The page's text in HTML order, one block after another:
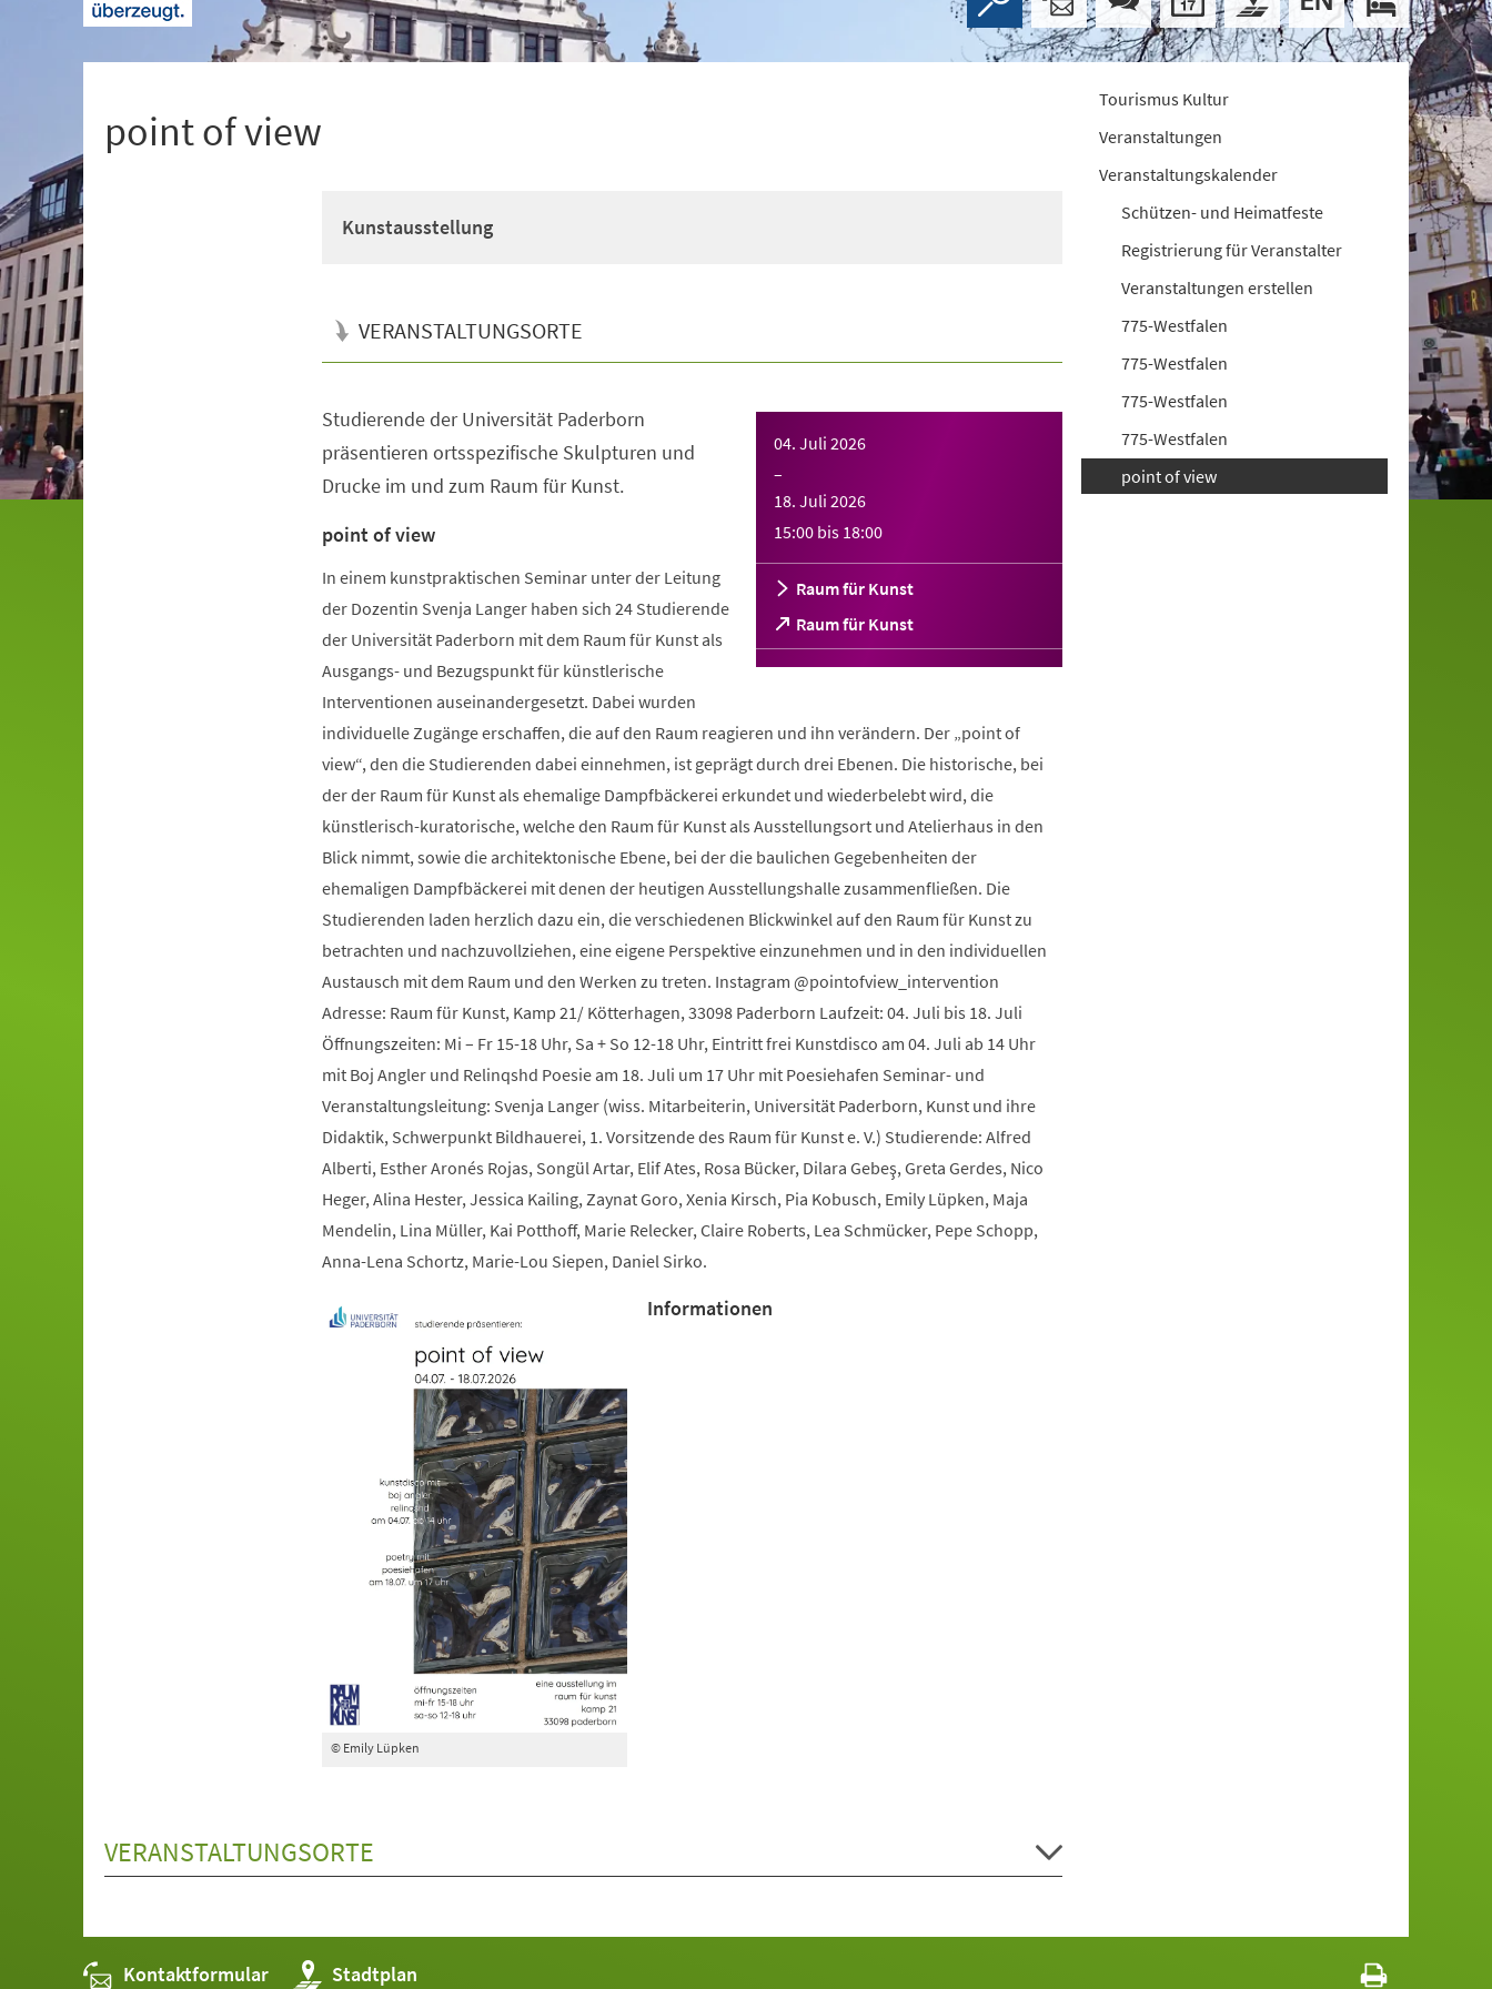
point of view
Kunstausstellung
VERANSTALTUNGSORTE
04. Juli 2026
–
18. Juli 2026
15:00 bis 18:00
Raum für Kunst
Raum für Kunst
(Öffnet
in
einem
Studierende der Universität Paderborn
präsentieren ortsspezifische Skulpturen und
Drucke im und zum Raum für Kunst.
point of view
In einem kunstpraktischen Seminar unter der Leitung
der Dozentin Svenja Langer haben sich 24 Studierende
der Universität Paderborn mit dem Raum für Kunst als
Ausgangs- und Bezugspunkt für künstlerische
Interventionen auseinandergesetzt. Dabei wurden
individuelle Zugänge erschaffen, die auf den Raum reagieren und ihn verändern. Der „point of
view“, den die Studierenden dabei einnehmen, ist geprägt durch drei Ebenen. Die historische, bei
der der Raum für Kunst als ehemalige Dampfbäckerei erkundet und wiederbelebt wird, die
künstlerisch-kuratorische, welche den Raum für Kunst als Ausstellungsort und Atelierhaus in den
Blick nimmt, sowie die architektonische Ebene, bei der die baulichen Gegebenheiten der
ehemaligen Dampfbäckerei mit denen der heutigen Ausstellungshalle zusammenfließen. Die
Studierenden laden herzlich dazu ein, die verschiedenen Blickwinkel auf den Raum für Kunst zu
betrachten und nachzuvollziehen, eine eigene Perspektive einzunehmen und in den individuellen
Austausch mit dem Raum und den Werken zu treten. Instagram @pointofview_intervention
Adresse: Raum für Kunst, Kamp 21/ Kötterhagen, 33098 Paderborn Laufzeit: 04. Juli bis 18. Juli
Öffnungszeiten: Mi – Fr 15-18 Uhr, Sa + So 12-18 Uhr, Eintritt frei Kunstdisco am 04. Juli ab 14 Uhr
mit Boj Angler und Relinqshd Poesie am 18. Juli um 17 Uhr mit Poesiehafen Seminar- und
Veranstaltungsleitung: Svenja Langer (wiss. Mitarbeiterin, Universität Paderborn, Kunst und ihre
Didaktik, Schwerpunkt Bildhauerei, 1. Vorsitzende des Raum für Kunst e. V.) Studierende: Alfred
Alberti, Esther Aronés Rojas, Songül Artar, Elif Ates, Rosa Bücker, Dilara Gebeş, Greta Gerdes, Nico
Heger, Alina Hester, Jessica Kailing, Zaynat Goro, Xenia Kirsch, Pia Kobusch, Emily Lüpken, Maja
Mendelin, Lina Müller, Kai Potthoff, Marie Relecker, Claire Roberts, Lea Schmücker, Pepe Schopp,
Anna-Lena Schortz, Marie-Lou Siepen, Daniel Sirko.
© Emily Lüpken
Informationen
VERANSTALTUNGSORTE
Tourismus Kultur
Veranstaltungen
Veranstaltungskalender
Schützen- und Heimatfeste
Registrierung für Veranstalter
Veranstaltungen erstellen
775-Westfalen
775-Westfalen
775-Westfalen
775-Westfalen
point of view
Kontaktformular Stadtplan
(Öffnet